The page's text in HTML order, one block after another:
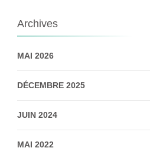
Archives
MAI 2026
DÉCEMBRE 2025
JUIN 2024
MAI 2022